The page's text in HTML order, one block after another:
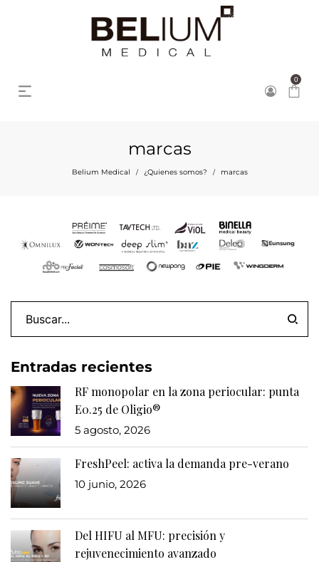
0
marcas
Belium Medical / ¿Quienes somos? / marcas
Entradas recientes
RF monopolar en la zona periocular: punta
E0.25 de Oligio®
5 agosto, 2026
FreshPeel: activa la demanda pre-verano
10 junio, 2026
Del HIFU al MFU: precisión y
rejuvenecimiento avanzado